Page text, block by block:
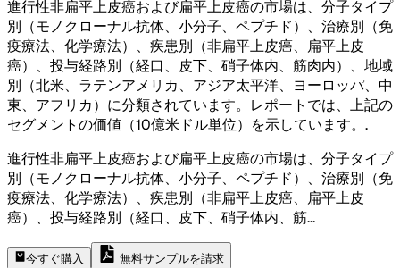
進行性非扁平上皮癌および扁平上皮癌の市場は、分子タイプ
別（モノクローナル抗体、小分子、ペプチド）、治療別（免
疫療法、化学療法）、疾患別（非扁平上皮癌、扁平上皮
癌）、投与経路別（経口、皮下、硝子体内、筋肉内）、地域
別（北米、ラテンアメリカ、アジア太平洋、ヨーロッパ、中
東、アフリカ）に分類されています。レポートでは、上記の
セグメントの価値（10億米ドル単位）を示しています。 .
進行性非扁平上皮癌および扁平上皮癌の市場は、分子タイプ
別（モノクローナル抗体、小分子、ペプチド）、治療別（免
疫療法、化学療法）、疾患別（非扁平上皮癌、扁平上皮
癌）、投与経路別（経口、皮下、硝子体内、筋...
今すぐ購入 無料サンプルを請求